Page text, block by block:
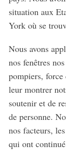
situation aux
York où se
Nous avons
nos fenêtres
pompiers, force
leur montrer
soutenir et de
de personne.
nos facteurs,
qui ont